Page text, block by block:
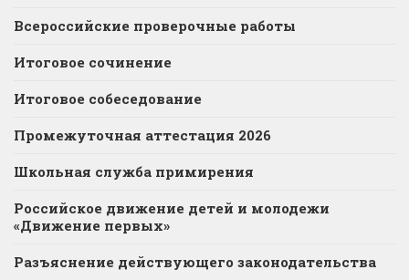
Всероссийские проверочные работы
Итоговое сочинение
Итоговое собеседование
Промежуточная аттестация 2026
Школьная служба примирения
Российское движение детей и молодежи
«Движение первых»
Разъяснение действующего законодательства